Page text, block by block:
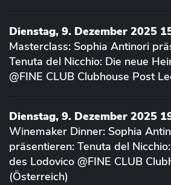
Dienstag, 9. Dezember 2025
Masterclass: Sophia Antinori
Tenuta del Nicchio: Die neue
@FINE CLUB Clubhouse Post
Dienstag, 9. Dezember 2025
Winemaker Dinner: Sophia
präsentieren: Tenuta del
des Lodovico @FINE CLUB
(Österreich)